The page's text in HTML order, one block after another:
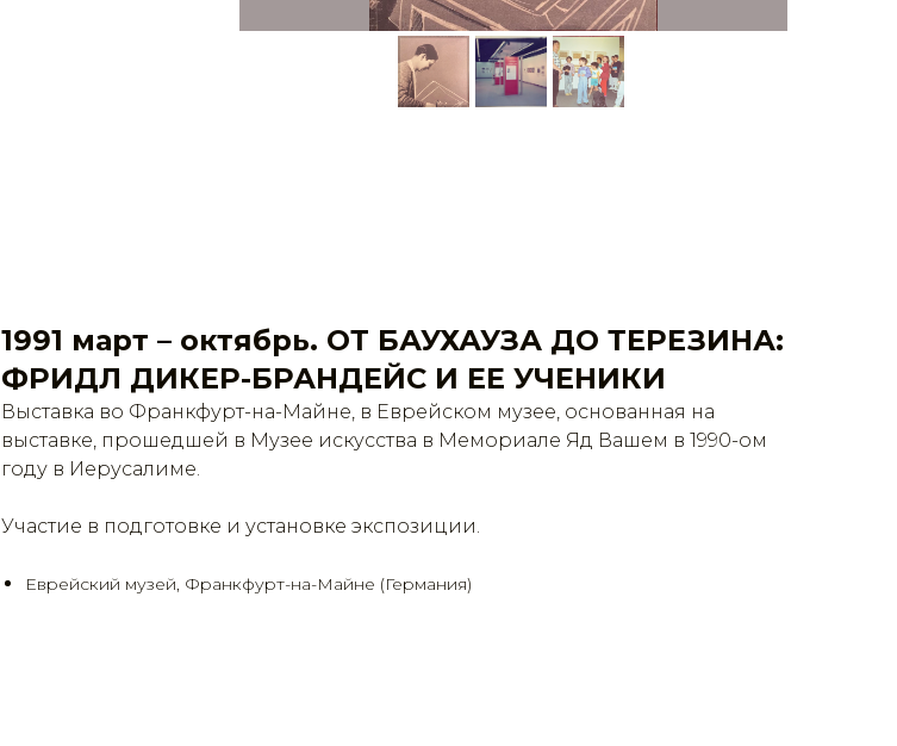
1991 март – октябрь. ОТ БАУХАУЗА ДО ТЕРЕЗИНА:
ФРИДЛ ДИКЕР-БРАНДЕЙС И ЕЕ УЧЕНИКИ
Выставка во Франкфурт-на-Майне, в Еврейском музее, основанная на
выставке, прошедшей в Музее искусства в Мемориале Яд Вашем в 1990-ом
году в Иерусалиме.
Участие в подготовке и установке экспозиции.
Еврейский музей, Франкфурт-на-Майне (Германия)